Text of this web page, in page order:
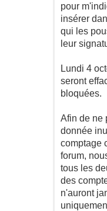
pour
insérer
qui les
leur
Lundi 4
seront
bloquées.
Afin de ne
donnée
comptage
forum,
tous les
des
n'auront